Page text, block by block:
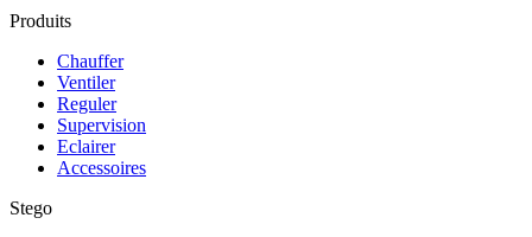
Produits
Chauffer
Ventiler
Reguler
Supervision
Eclairer
Accessoires
Stego